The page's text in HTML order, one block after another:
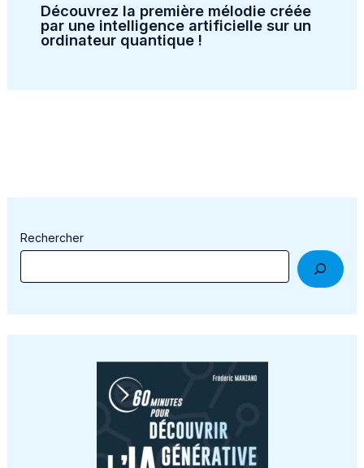
Découvrez la première mélodie créée
par une intelligence artificielle sur un
ordinateur quantique !
Rechercher